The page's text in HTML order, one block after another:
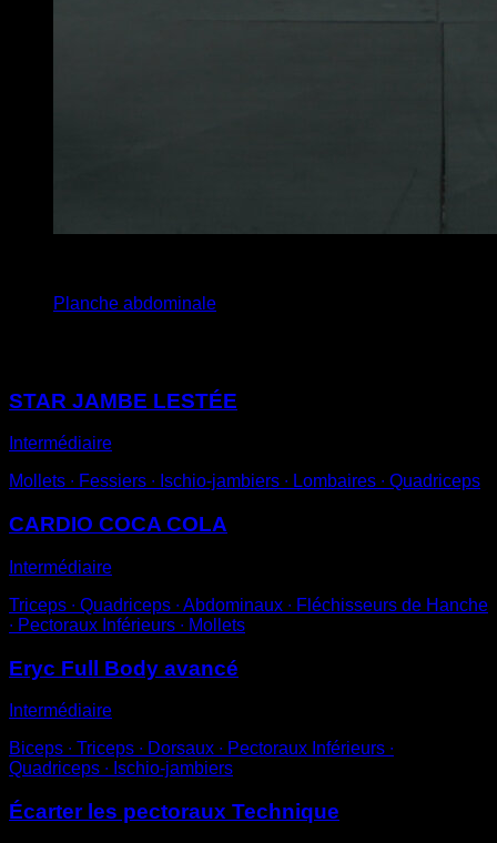
Planche abdominale
STAR JAMBE LESTÉE
Intermédiaire
Mollets ∙ Fessiers ∙ Ischio-jambiers ∙ Lombaires ∙ Quadriceps
CARDIO COCA COLA
Intermédiaire
Triceps ∙ Quadriceps ∙ Abdominaux ∙ Fléchisseurs de Hanche
∙ Pectoraux Inférieurs ∙ Mollets
Eryc Full Body avancé
Intermédiaire
Biceps ∙ Triceps ∙ Dorsaux ∙ Pectoraux Inférieurs ∙
Quadriceps ∙ Ischio-jambiers
Écarter les pectoraux Technique